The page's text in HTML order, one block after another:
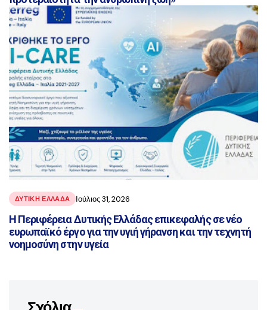
ΔΥΤΙΚΗ ΕΛΛΑΔΑ Ιούλιος 31, 2026
Η Περιφέρεια Δυτικής Ελλάδας επικεφαλής σε νέο
ευρωπαϊκό έργο για την υγιή γήρανση και την τεχνητή
νοημοσύνη στην υγεία